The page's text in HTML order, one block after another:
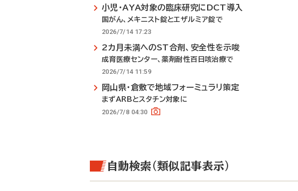
小児・AYA対象の臨床研究にDCT導入
国がん、メキニスト錠とエザルミア錠で
2026/7/14 17:23
2カ月未満へのST合剤、安全性を示唆
成育医療センター、薬剤耐性百日咳治療で
2026/7/14 11:59
岡山県・倉敷で地域フォーミュラリ策定
まずARBとスタチン対象に
2026/7/8 04:30
自動検索（類似記事表示）